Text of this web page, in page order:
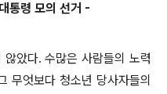
통령 모의 선거 -
않았다. 수많은 사람들의 노력
무엇보다 청소년 당사자들의